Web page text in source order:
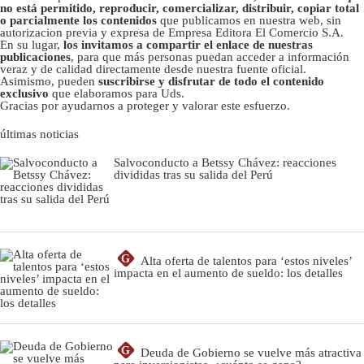
no está permitido, reproducir, comercializar, distribuir, copiar total
o parcialmente los contenidos que publicamos en nuestra web, sin
autorizacion previa y expresa de Empresa Editora El Comercio S.A.
En su lugar, los invitamos a compartir el enlace de nuestras
publicaciones, para que más personas puedan acceder a información
veraz y de calidad directamente desde nuestra fuente oficial.
Asimismo, pueden suscribirse y disfrutar de todo el contenido
exclusivo que elaboramos para Uds.
Gracias por ayudarnos a proteger y valorar este esfuerzo.
últimas noticias
Salvoconducto a Betssy Chávez: reacciones
divididas tras su salida del Perú
G
Alta oferta de talentos para ‘estos niveles’
impacta en el aumento de sueldo: los detalles
G
Deuda de Gobierno se vuelve más atractiva